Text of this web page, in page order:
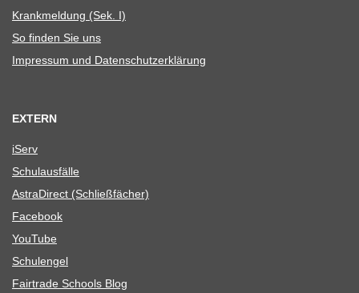
Krank­mel­dung (Sek. I)
So fin­den Sie uns
Impres­sum und Datenschutzerklärung
EXTERN
iServ
Schul­aus­fälle
Astra­Di­rect (Schließ­fä­cher)
Face­book
You­Tube
Schul­en­gel
Fair­trade Schools Blog